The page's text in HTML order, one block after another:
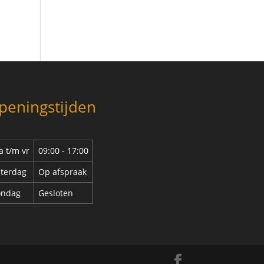
t/m vr
09:00 - 17:00
Op afspraak
Gesloten